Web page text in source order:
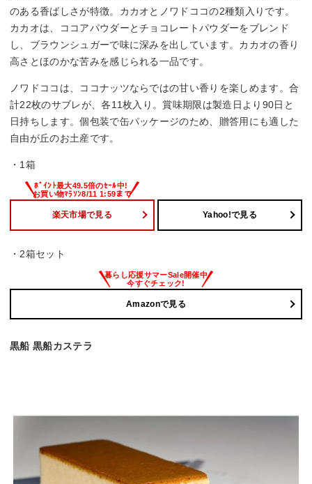
のある香ばしさが特徴。カカオとノワドココの2種類入りです。
カカオは、ココアパウダーとチョコレートパウダーをブレンド
し、ブラウンシュガーで味に深みを出しています。カカオの香り
高さとほのかな苦みを感じられる一品です。
ノワドココは、ココナッツならではの甘い香りを楽しめます。合
計22枚のサブレが、各11枚入り。賞味期限は製造日より90日と
日持ちします。個包装で缶パッケージのため、贈答用にも適した
自由が丘のお土産です。
・1箱
楽天市場で見る Yahoo!で見る
・2箱セット
Amazonで見る
黒船 黒船カステラ